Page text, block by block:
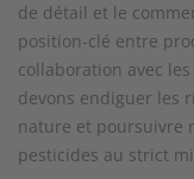
de détail et le
position-clé entre
collaboration avec
devons endiguer les
nature et poursuivre
pesticides au strict